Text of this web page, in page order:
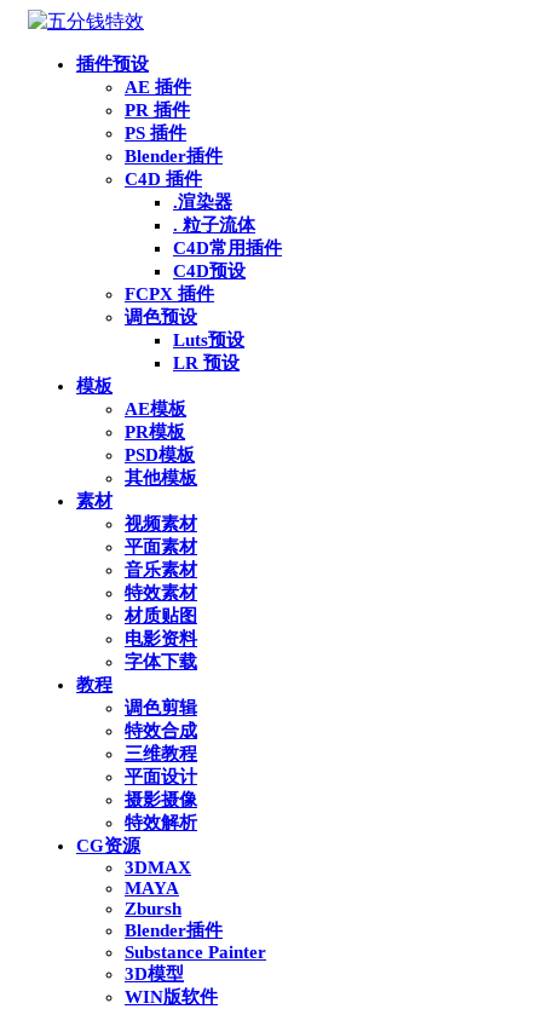
插件预设
AE 插件
PR 插件
PS 插件
Blender插件
C4D 插件
.渲染器
. 粒子流体
C4D常用插件
C4D预设
FCPX 插件
调色预设
Luts预设
LR 预设
模板
AE模板
PR模板
PSD模板
其他模板
素材
视频素材
平面素材
音乐素材
特效素材
材质贴图
电影资料
字体下载
教程
调色剪辑
特效合成
三维教程
平面设计
摄影摄像
特效解析
CG资源
3DMAX
MAYA
Zbursh
Blender插件
Substance Painter
3D模型
WIN版软件